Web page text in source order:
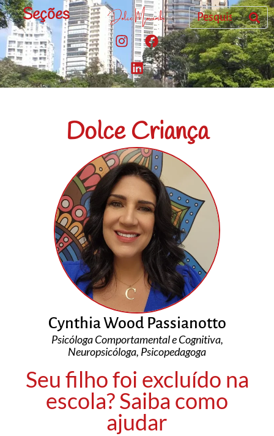
Seções
Dolce Criança
Cynthia Wood Passianotto
Psicóloga Comportamental e Cognitiva,
Neuropsicóloga, Psicopedagoga
Seu filho foi excluído na
escola? Saiba como
ajudar